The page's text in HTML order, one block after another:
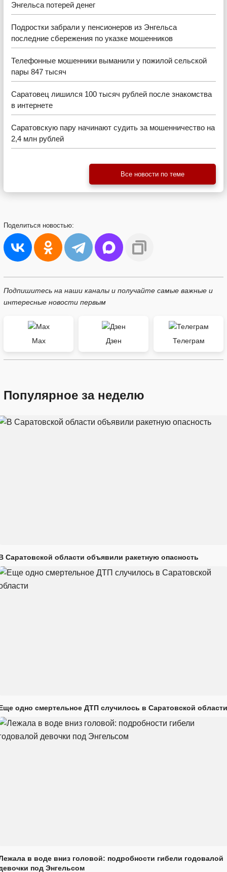
Энгельса потерей денег
Подростки забрали у пенсионеров из Энгельса
последние сбережения по указке мошенников
Телефонные мошенники выманили у пожилой сельской
пары 847 тысяч
Саратовец лишился 100 тысяч рублей после знакомства
в интернете
Саратовскую пару начинают судить за мошенничество на
2,4 млн рублей
Все новости по теме
Поделиться новостью:
Подпишитесь на наши каналы и получайте самые важные и
интересные новости первым
Max Дзен Телеграм
Популярное за неделю
Саратовской области объявили ракетную опасность
одно смертельное ДТП случилось в Саратовской области
в воде вниз головой: подробности гибели годовалой
под Энгельсом